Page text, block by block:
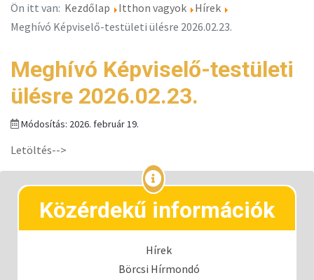
Ön itt van: Kezdőlap Itthon vagyok
Hírek
Meghívó Képviselő-testületi ülésre 2026.02.23.
Meghívó Képviselő-testületi
ülésre 2026.02.23.
Módosítás: 2026. február 19.
Letöltés-->
Közérdekű információk
Hírek
Börcsi Hírmondó